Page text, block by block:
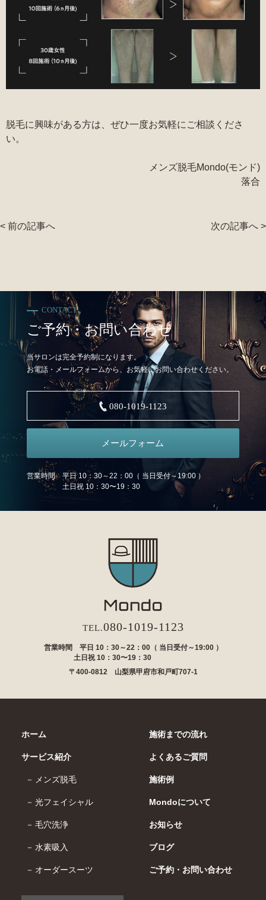
脱毛に興味がある方は、ぜひ一度お気軽にご相談くださ
い。
メンズ脱毛Mondo(モンド)
落合
< 前の記事へ 次の記事へ >
CONTACT
ご予約・お問い合わせ
当サロンは完全予約制になります。
お電話・メールフォームから、お気軽にお問い合わせください。
080-1019-1123
メールフォーム
営業時間 平日 10：30～22：00（ 当日受付～19:00 ）
土日祝 10：30〜19：30
TEL.080-1019-1123
営業時間 平日 10：30～22：00（ 当日受付～19:00 ）
土日祝 10：30〜19：30
〒400-0812 山梨県甲府市和戸町707-1
ホーム
サービス紹介
メンズ脱毛
光フェイシャル
毛穴洗浄
水素吸入
オーダースーツ
施術までの流れ
よくあるご質問
施術例
Mondoについて
お知らせ
ブログ
ご予約・お問い合わせ